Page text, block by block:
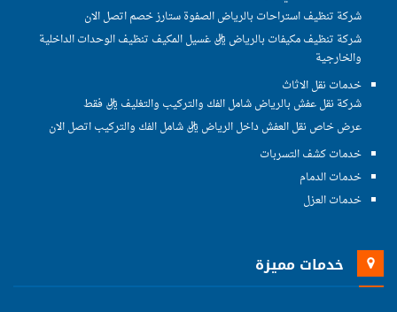
شركة تنظيف استراحات بالرياض الصفوة ستارز خصم اتصل الان
شركة تنظيف مكيفات بالرياض ريال غسيل المكيف تنظيف الوحدات الداخلية
والخارجية
خدمات نقل الاثاث
شركة نقل عفش بالرياض شامل الفك والتركيب والتغليف ريال فقط
عرض خاص نقل العفش داخل الرياض ريال شامل الفك والتركيب اتصل الان
خدمات كشف التسربات
خدمات الدمام
خدمات العزل
خدمات مميزة